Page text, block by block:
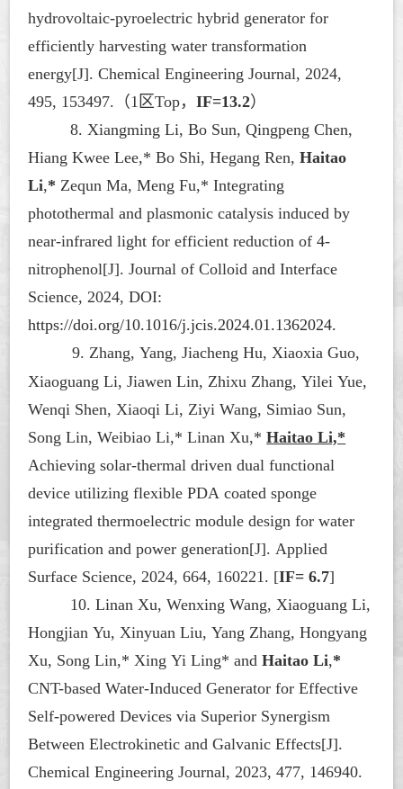
hydrovoltaic-pyroelectric hybrid generator for
efficiently harvesting water transformation
energy[J].Chemical Engineering Journal, 2024,
495, 153497. （1区Top，IF=13.2）
8. Xiangming Li, Bo Sun, Qingpeng Chen,
Hiang Kwee Lee,* Bo Shi, Hegang Ren,Haitao
Li,* Zequn Ma, Meng Fu,* Integrating
photothermal and plasmonic catalysis induced by
near-infrared light for efficient reduction of 4-
nitrophenol[J].Journal of Colloid and Interface
Science, 2024, DOI:
https://doi.org/10.1016/j.jcis.2024.01.1362024.
9. Zhang, Yang, Jiacheng Hu, Xiaoxia Guo,
Xiaoguang Li, Jiawen Lin, Zhixu Zhang, Yilei Yue,
Wenqi Shen, Xiaoqi Li, Ziyi Wang, Simiao Sun,
Song Lin, Weibiao Li,* Linan Xu,*Haitao Li,*
Achieving solar-thermal driven dual functional
device utilizing flexible PDA coated sponge
integrated thermoelectric module design for water
purification and power generation[J]. Applied
Surface Science, 2024, 664, 160221. [IF= 6.7]
10. Linan Xu, Wenxing Wang, Xiaoguang Li,
Hongjian Yu, Xinyuan Liu, Yang Zhang, Hongyang
Xu, Song Lin,* Xing Yi Ling* and Haitao Li,*
CNT-based Water-Induced Generator for Effective
Self-powered Devices via Superior Synergism
Between Electrokinetic and Galvanic Effects[J].
Chemical Engineering Journal, 2023, 477, 146940.